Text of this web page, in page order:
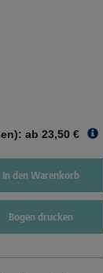
ab 23,50 €
In den Warenkorb
Bogen drucken